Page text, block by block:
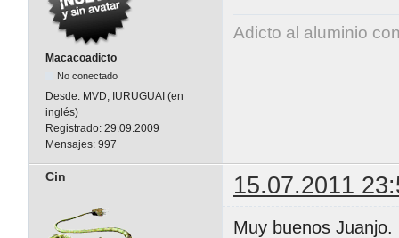
Macacoadicto
No conectado
Desde: MVD, IURUGUAI (en
inglés)
Registrado: 29.09.2009
Mensajes: 997
Adicto al aluminio
Cin 15.07.2011
Muy buenos